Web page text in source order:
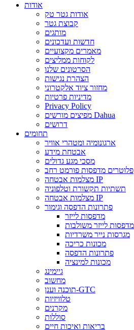
אודות
אודות גטר טק
קבוצת גטר
מותגים
חדשות ועדכונים
מאמרים מקצועיים
לקוחות ממליצים
הסרטונים שלנו
הצהרת נגישות
מחזור ציוד אלקטרוני
מדיניות פרטיות
Privacy Policy
מפיצים מורשים Dahua
דרושים
תחומים
ארגונומיה ומטהרי אוויר
אבטחת מידע
מסכי מגע גדולים
פלוטרים מדפסות פורמט רחב
מצלמות אבטחה IP
תשתיות תקשורת וטלפוניה
מצלמות אבטחה IP
פתרונות הדפסה וגימור
מדפסות לייזר
מגרסות נייר משרדיות
מכונות כריכה
פתרונות הדפסה
מכונות למינציה
גיימינג
מחשוב
תוכנה וענן-GTC
טלוויזיות
מקרנים
סוללות
בריאות ואיכות חיים